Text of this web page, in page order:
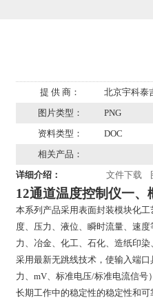
提 供 商： 北京宇科泰
图片类型：
PNG
资料类型：
DOC
相关产品：
详细介绍：
文件下载
12通道温度控制仪一、
本系列产品采用表面封装模块化
度、压力、液位、瞬时流量、速
力、冶金、化工、石化、造纸印染
采用最新无跳线技术，使输入端
力、 mV、标准电压/标准电流信号
长期工作中的稳定性的稳定性和